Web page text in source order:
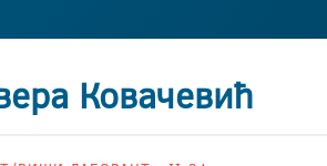
Ковачевић